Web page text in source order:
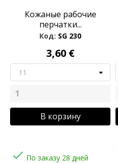
Кожаные pабочие
перчатки...
Код: SG 230
3,60 €
В корзину
 По заказу 28 дней